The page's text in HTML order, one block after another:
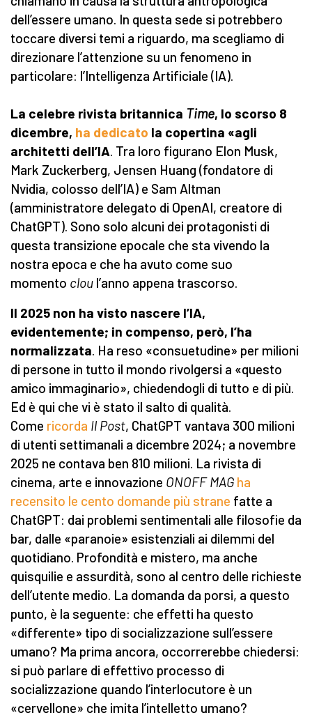
dell’essere umano. In questa sede si potrebbero
toccare diversi temi a riguardo, ma scegliamo di
direzionare l’attenzione su un fenomeno in
particolare: l’Intelligenza Artificiale (IA).
La celebre rivista britannica Time, lo scorso 8
dicembre, ha dedicato la copertina «agli
architetti dell’IA. Tra loro figurano Elon Musk,
Mark Zuckerberg, Jensen Huang (fondatore di
Nvidia, colosso dell’IA) e Sam Altman
(amministratore delegato di OpenAI, creatore di
ChatGPT). Sono solo alcuni dei protagonisti di
questa transizione epocale che sta vivendo la
nostra epoca e che ha avuto come suo
momento clou l’anno appena trascorso.
Il 2025 non ha visto nascere l’IA,
evidentemente; in compenso, però, l’ha
normalizzata. Ha reso «consuetudine» per milioni
di persone in tutto il mondo rivolgersi a «questo
amico immaginario», chiedendogli di tutto e di più.
Ed è qui che vi è stato il salto di qualità.
Come ricorda Il Post, ChatGPT vantava 300 milioni
di utenti settimanali a dicembre 2024; a novembre
2025 ne contava ben 810 milioni. La rivista di
cinema, arte e innovazione ONOFF MAG ha
recensito le cento domande più strane fatte a
ChatGPT: dai problemi sentimentali alle filosofie da
bar, dalle «paranoie» esistenziali ai dilemmi del
quotidiano. Profondità e mistero, ma anche
quisquilie e assurdità, sono al centro delle richieste
dell’utente medio. La domanda da porsi, a questo
punto, è la seguente: che effetti ha questo
«differente» tipo di socializzazione sull’essere
umano? Ma prima ancora, occorrerebbe chiedersi:
si può parlare di effettivo processo di
socializzazione quando l’interlocutore è un
«cervellone» che imita l’intelletto umano?